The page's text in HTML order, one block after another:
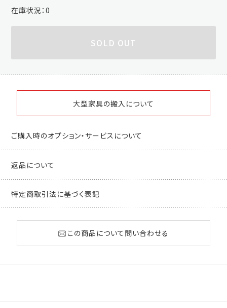
在庫状況：0
SOLD OUT
大型家具の搬入について
ご購入時のオプション・サービスについて
返品について
特定商取引法に基づく表記
この商品について問い合わせる